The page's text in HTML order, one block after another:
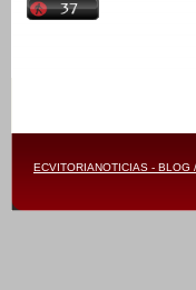
ECVITORIANOTICIAS - BLOG